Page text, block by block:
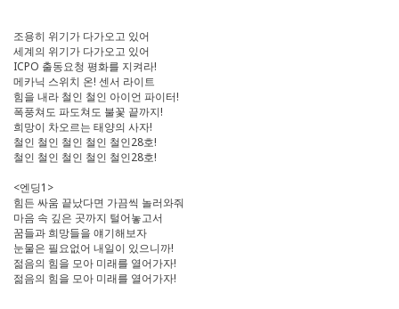
조용히 위기가 다가오고 있어
세계의 위기가 다가오고 있어
ICPO 출동요청 평화를 지켜라!
메카닉 스위치 온! 센서 라이트
힘을 내라 철인 철인 아이언 파이터!
폭풍쳐도 파도쳐도 불꽃 끝까지!
희망이 차오르는 태양의 사자!
철인 철인 철인 철인 철인28호!
철인 철인 철인 철인 철인28호!
<엔딩1>
힘든 싸움 끝났다면 가끔씩 놀러와줘
마음 속 깊은 곳까지 털어놓고서
꿈들과 희망들을 얘기해보자
눈물은 필요없어 내일이 있으니까!
젊음의 힘을 모아 미래를 열어가자!
젊음의 힘을 모아 미래를 열어가자!